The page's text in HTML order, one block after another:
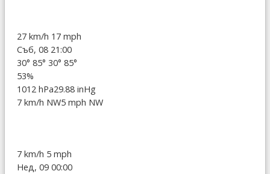
27 km/h 17 mph
Съб, 08 21:00
30° 85° 30° 85°
53%
1012 hPa29.88 inHg
7 km/h NW5 mph NW
7 km/h 5 mph
Нед, 09 00:00